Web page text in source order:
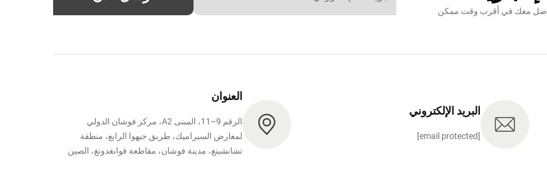
معك في أقرب وقت ممكن
البريد الإلكتروني
[email protected]
العنوان
الرقم 9–11، المبنى A2، مركز فوشان الدولي
لمعارض السيراميك، طريق جيهوا الرابع، منطقة
تشانشينغ، مدينة فوشان، مقاطعة قوانغدونغ، الصين